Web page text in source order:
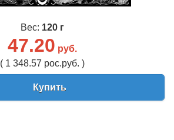
Вес: 120 г
47.20 руб.
( 1 348.57 рос.руб. )
Купить